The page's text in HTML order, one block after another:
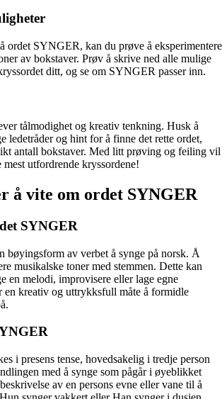
ordet SYNGER, kan du prøve å eksperimentere
av bokstaver. Prøv å skrive ned alle mulige
ditt, og se om SYNGER passer inn.
tålmodighet og kreativ tenkning. Husk å
ledetråder og hint for å finne det rette ordet,
antall bokstaver. Med litt prøving og feiling vil
utfordrende kryssordene!
å vite om ordet SYNGER
SYNGER
bøyingsform av verbet å synge på norsk. Å
musikalske toner med stemmen. Dette kan
en melodi, improvisere eller lage egne
en kreativ og uttrykksfull måte å formidle
i presens tense, hovedsakelig i tredje person
med å synge som pågår i øyeblikket
av en persons evne eller vane til å